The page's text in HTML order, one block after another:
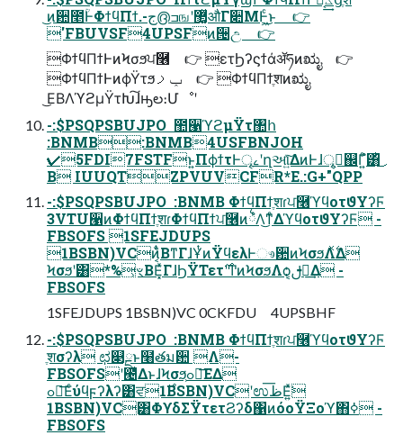
͜ͷ਺೥ؒͰΦϯϥΠϯ.-ج൫ߏஙʹ޲͚ͯऔΓ૊ΜͰ͖ͨ͜ͱ 👉
'FBUVSF4UPSFͷ੔උ 👉
ΦϯϥΠϯͰͷϞσϧਪ࿦ 👉 ετϦʔϛϯάॲཧͷಋೖ 👉
ΦϯϥΠϯͰͷϕΫτϧݕࡧ 👉 ΦϯϥΠϯֶशͷಋೖ
͜ΕΒΛϓϩμΫτԽ͠ɺԣల։Մೳʹ
-:$PSQPSBUJPO  ಺੡ϓϩμΫτ঺հ
:BNMB:BNMB4USFBNJOH
✔5FDI7FSTFͱ͍͏ΠϕϯτͰৄࡉʹղઆ͍ͯ͠ΔͷͰɺৄࡉ͕஌Γ͍ͨํ͸ͪ͜
Β IUUQTZPVUVCFR*E.:G+"QPP
-:$PSQPSBUJPO  :BNMB ΦϯϥΠϯֶशɾਪ࿦ϓϥοτϑΥʔϜ
3VTU੡ͷΦϯϥΠϯֶशɾΦϯϥΠϯਪ࿦ͷ྆ํΛ͜ͳͤΔϓϥοτϑΥʔϜ -
FBSOFS 1SFEJDUPS
1BSBN)VCͷ͔̏ͭΒͳΓɺҰͭͷΫϥελͰෳ਺ͷϞσϧΛ࣋ͯΔ
Ϟσϧʹ͸*%͕ৼΒΕ͓ͯΓɺϦΫΤετ࣌ʹͲͷϞσϧΛѻ͏͔ࢦఆ͢Δ -
FBSOFS
1SFEJDUPS 1BSBN)VC 0CKFDU 4UPSBHF
-:$PSQPSBUJPO  :BNMB ΦϯϥΠϯֶशɾਪ࿦ϓϥοτϑΥʔϜ
ֶशσʔλ ಛ௃ྔͱ໨తม਺ Λ-
FBSOFSʹ౤͛ΔͱɺϞσϧ͕ߋ৽͞ΕΔ
ߋ৽͞Εͨύϥϝʔλʔ͸ਵ࣌1BSBN)VCʹಉظ͞Ε͍ͯ͘
1BSBN)VC͸ΦϒδΣΫτετϨʔδ΁ͷόοΫΞοϓ΋ߦ͏ -
FBSOFS